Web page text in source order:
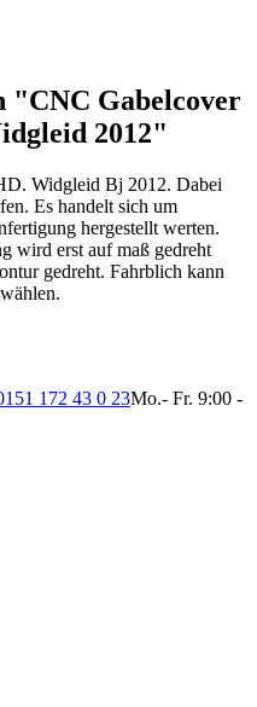
"CNC Gabelcover
2012"
Widgleid Bj 2012. Dabei
Es handelt sich um
hergestellt werten.
wird erst auf maß gedreht
gedreht. Fahrblich kann
172 43 0 23Mo.- Fr. 9:00 -